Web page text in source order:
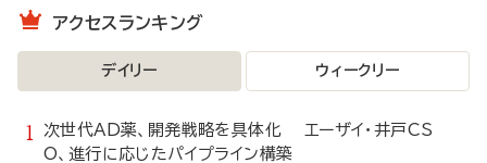
アクセスランキング
デイリー ウィークリー
次世代AD薬、開発戦略を具体化 エーザイ・井戸CS
O、進行に応じたパイプライン構築